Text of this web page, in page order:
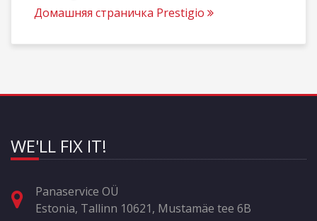
Домашняя страничка Prestigio
WE'LL FIX IT!
Panaservice OÜ
Estonia, Tallinn 10621, Mustamäe tee 6B